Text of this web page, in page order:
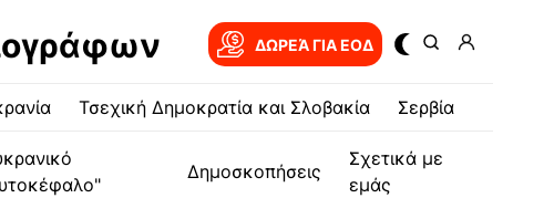
ΔΩΡΕΆ ΓΙΑ EOΔ
Τσεχική Δημοκρατία και Σλοβακία Σερβία
Δημοσκοπήσεις
Σχετικά με
εμάς